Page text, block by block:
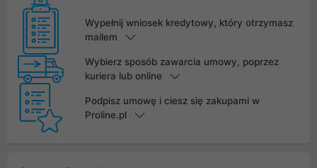
Wypełnij wniosek kredytowy, który otrzymasz
mailem
Wybierz sposób zawarcia umowy, poprzez
kuriera lub online
Podpisz umowę i ciesz się zakupami w
Proline.pl